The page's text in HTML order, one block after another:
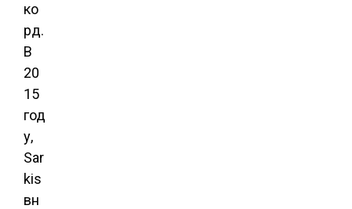
ко
рд.
В
20
15
год
у,
Sar
kis
вн